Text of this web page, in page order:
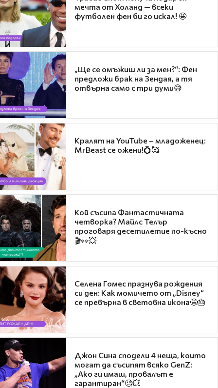
мечта от Холанд — всеки
футболен фен би го искал! 🤩
„Ще се омъжиш ли за мен?“: Фен
предложи брак на Зендая, а тя
отвърна само с три думи😅
Кралят на YouTube – младоженец:
MrBeast се ожени!💍🥰
Кой съсипа Фантастичната
четворка? Майлс Телър
проговаря десетилетие по-късно
🎬👀💥
Селена Гомес празнува рождения
си ден: Как момичето от „Disney“
се превърна в световна икона🤩🎂
Джон Сина сподели 4 неща, които
могат да съсипят всяко GenZ:
„Ако ги имаш, провалът е
гарантиран“🧐💥